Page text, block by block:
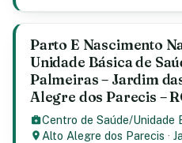
Parto E Nascimento
Unidade Básica de
Palmeiras – Jardim
Alegre dos Parecis –
Centro de Saúde/Unidade
Alto Alegre dos Parecis ·